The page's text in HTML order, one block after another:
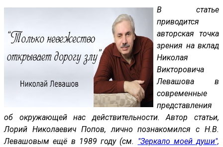
В статье
приводится
авторская точка
зрения на вклад
Николая
Викторовича
Левашова в
современные
представления
об окружающей нас действительности. Автор статьи,
Лорий Николаевич Попов, лично познакомился с Н.В.
Левашовым ещё в 1989 году (см. "Зеркало моей души",